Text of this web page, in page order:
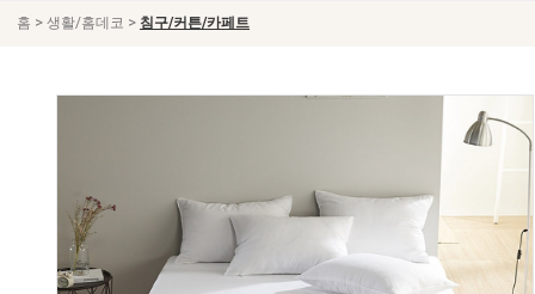
홈 > 생활/홈데코 > 침구/커튼/카페트